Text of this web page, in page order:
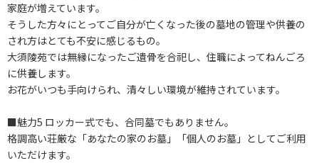
家庭が増えています。
そうした方々にとってご自分が亡くなった後の墓地の管理や供養の
され方はとても不安に感じるもの。
大須陵苑では無縁になったご遺骨を合祀し、住職によってねんごろ
に供養します。
お花がいつも手向けられ、清々しい環境が維持されています。
■魅力5 ロッカー式でも、合同墓でもありません。
格調高い荘厳な「あなたの家のお墓」「個人のお墓」としてご利用
いただけます。